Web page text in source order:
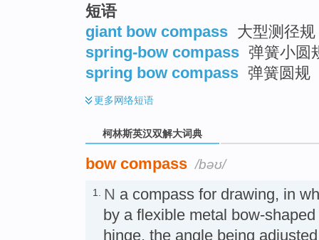
短语
giant bow compass 大型测径规
spring-bow compass 弹簧小圆
spring bow compass 弹簧圆规
更多网络短语
柯林斯英汉双解大词典
bow compass /bəʊ/
1. N a compass for drawing, in
by a flexible metal bow-
hinge, the angle being